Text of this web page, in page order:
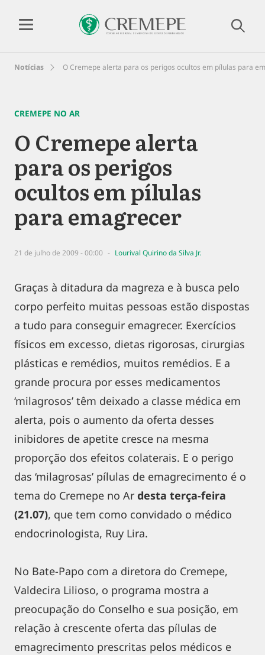
Notícias O Cremepe alerta para os perigos ocultos em pílulas para
CREMEPE NO AR
O Cremepe alerta
para os perigos
ocultos em pílulas
para emagrecer
21 de julho de 2009 - 00:00 Lourival Quirino da Silva Jr.
Graças à ditadura da magreza e à busca pelo
corpo perfeito muitas pessoas estão dispostas
a tudo para conseguir emagrecer. Exercícios
físicos em excesso, dietas rigorosas, cirurgias
plásticas e remédios, muitos remédios. E a
grande procura por esses medicamentos
‘milagrosos’ têm deixado a classe médica em
alerta, pois o aumento da oferta desses
inibidores de apetite cresce na mesma
proporção dos efeitos colaterais. E o perigo
das ‘milagrosas’ pílulas de emagrecimento é o
tema do Cremepe no Ar desta terça-feira
(21.07), que tem como convidado o médico
endocrinologista, Ruy Lira.
No Bate-Papo com a diretora do Cremepe,
Valdecira Lilioso, o programa mostra a
preocupação do Conselho e sua posição, em
relação à crescente oferta das pílulas de
emagrecimento prescritas pelos médicos e